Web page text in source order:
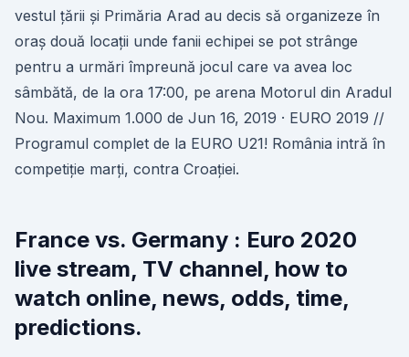
vestul țării și Primăria Arad au decis să organizeze în
oraș două locații unde fanii echipei se pot strânge
pentru a urmări împreună jocul care va avea loc
sâmbătă, de la ora 17:00, pe arena Motorul din Aradul
Nou. Maximum 1.000 de Jun 16, 2019 · EURO 2019 //
Programul complet de la EURO U21! România intră în
competiție marți, contra Croației.
France vs. Germany : Euro 2020
live stream, TV channel, how to
watch online, news, odds, time,
predictions.